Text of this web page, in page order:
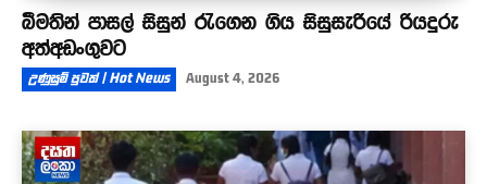
බීමතින් පාසල් සිසුන් රැගෙන ගිය සිසුසැරියේ රියදුරු
අත්අඩංගුවට
උණුසුම් පුවත් | Hot News August 4, 2026